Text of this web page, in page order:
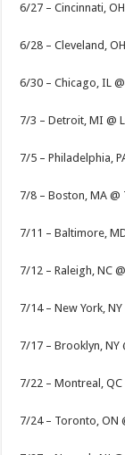
6/27 – Cincinnati,
6/28 – Cleveland,
6/30 – Chicago, IL
7/3 – Detroit, MI @
7/5 – Philadelphia,
7/8 – Boston, MA
7/11 – Baltimore,
7/12 – Raleigh, NC
7/14 – New York,
7/17 – Brooklyn, NY
7/22 – Montreal,
7/24 – Toronto, ON